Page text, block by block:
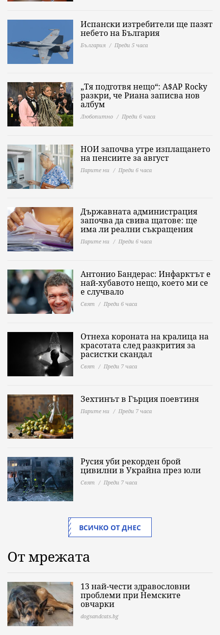
Испански изтребители ще пазят
небето на България
България Преди 5 часа
„Тя подготвя нещо“: A$AP Rocky
разкри, че Риана записва нов
албум
Любопитно Преди 6 часа
НОИ започва утре изплащането
на пенсиите за август
Парите ни Преди 6 часа
Държавната администрация
започва да свива щатове: ще
има ли реални съкращения
Парите ни Преди 6 часа
Антонио Бандерас: Инфарктът е
най-хубавото нещо, което ми се
е случвало
Свят Преди 6 часа
Отнеха короната на кралица на
красотата след разкрития за
расистки скандал
Свят Преди 7 часа
Зехтинът в Гърция поевтиня
Парите ни Преди 7 часа
Русия уби рекорден брой
цивилни в Украйна през юли
Свят Преди 7 часа
ВСИЧКО ОТ ДНЕС
От мрежата
13 най-чести здравословни
проблеми при Немските
овчарки
dogsandcats.bg